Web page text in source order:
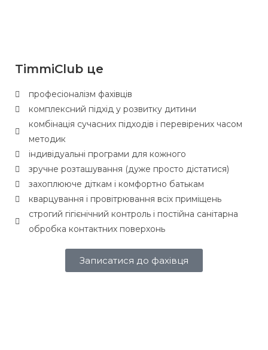
TimmiClub це
професіоналізм фахівців
комплексний підхід у розвитку дитини
комбінація сучасних підходів і перевірених часом
методик
індивідуальні програми для кожного
зручне розташування (дуже просто дістатися)
захоплююче діткам і комфортно батькам
кварцування і провітрювання всіх приміщень
строгий гігієнічний контроль і постійна санітарна
обробка контактних поверхонь
Записатися до фахівця